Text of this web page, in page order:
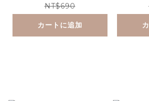
NT$690
カートに追加